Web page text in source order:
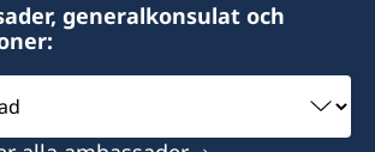
generalkonsulat och